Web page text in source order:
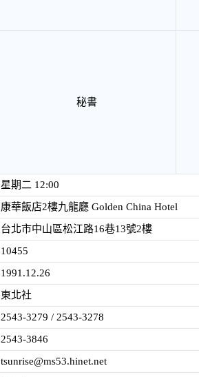
秘書
星期二 12:00
康華飯店2樓九龍廳 Golden China Hotel
台北市中山區松江路16巷13號2樓
10455
1991.12.26
東北社
2543-3279 / 2543-3278
2543-3846
tsunrise@ms53.hinet.net